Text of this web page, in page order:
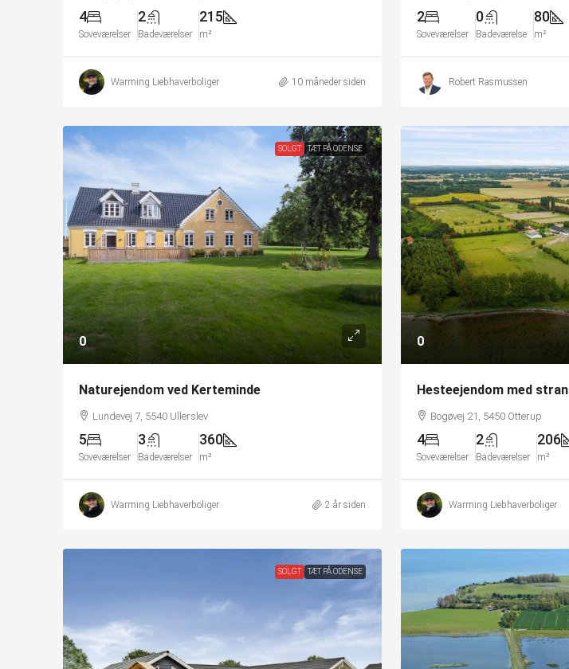
4
Soveværelser
2
Badeværelser
215
m²
Warming Liebhaverboliger 10 måneder siden
2
Soveværelser
0
Badeværelse
80
m²
Robert Rasmussen
SOLGT TÆT PÅ ODENSE
0
Naturejendom ved Kerteminde
Lundevej 7, 5540 Ullerslev
5
Soveværelser
3
Badeværelser
360
m²
Warming Liebhaverboliger 2 år siden
0
Hesteejendom med
Bogøvej 21, 5450 Otterup
4
Soveværelser
2
Badeværelser
206
m²
Warming Liebhaverboliger
SOLGT TÆT PÅ ODENSE